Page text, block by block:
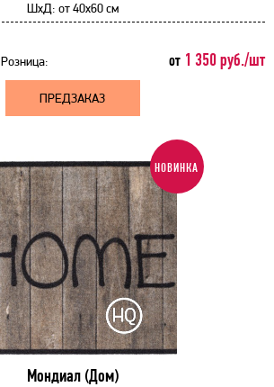
ШхД: от40x60 см
Розница: от 1 350 руб./шт
ПРЕДЗАКАЗ
НОВИНКА
Мондиал (Дом)